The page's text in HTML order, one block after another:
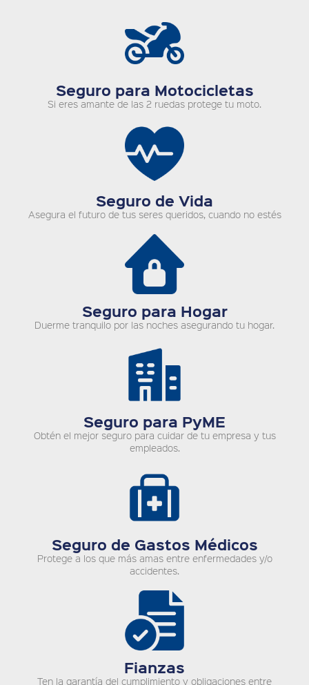
Seguro para Motocicletas
Si eres amante de las 2 ruedas protege tu moto.
Seguro de Vida
Asegura el futuro de tus seres queridos, cuando no estés
Seguro para Hogar
Duerme tranquilo por las noches asegurando tu hogar.
Seguro para PyME
Obtén el mejor seguro para cuidar de tu empresa y tus
empleados.
Seguro de Gastos Médicos
Protege a los que más amas entre enfermedades y/o
accidentes.
Fianzas
Ten la garantía del cumplimiento y obligaciones entre